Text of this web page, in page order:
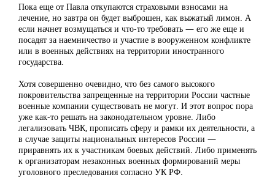
Пока еще от Павла откупаются страховыми взносами на
лечение, но завтра он будет выброшен, как выжатый лимон. А
если начнет возмущаться и что-то требовать — его же еще и
посадят за наемничество и участие в вооруженном конфликте
или в военных действиях на территории иностранного
государства.
Хотя совершенно очевидно, что без самого высокого
покровительства запрещенные на территории России частные
военные компании существовать не могут. И этот вопрос пора
уже как-то решать на законодательном уровне. Либо
легализовать ЧВК, прописать сферу и рамки их деятельности, а
в случае защиты национальных интересов России —
приравнять их к участникам боевых действий. Либо применять
к организаторам незаконных военных формирований меры
уголовного преследования согласно УК РФ.